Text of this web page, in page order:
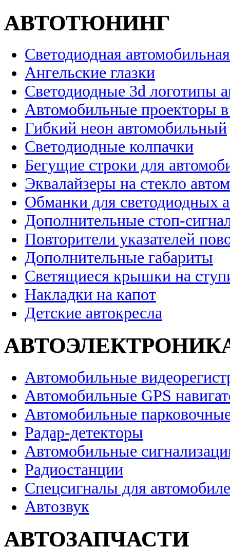
АВТОТЮНИНГ
Светодиодная
Ангельские глазки
Светодиодные 3d логотипы
Автомобильные проекторы
Гибкий неон автомобильный
Светодиодные колпачки
Бегущие строки для
Эквалайзеры на стекло
Обманки для светодиодных
Дополнительные стоп-
Повторители указателей
Дополнительные габариты
Светящиеся крышки на
Накладки на капот
Детские автокресла
Автомобильные
Автомобильные GPS
Автомобильные
Радар-детекторы
Автомобильные
Радиостанции
Спецсигналы для
Автозвук
АВТОЗАПЧАСТИ